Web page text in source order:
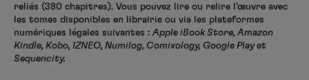
reliés (380 chapitres). Vous pouvez lire ou relire l’œuvre avec
les tomes disponibles en librairie ou via les plateformes
numériques légales suivantes : Apple iBook Store, Amazon
Kindle, Kobo, IZNEO, Numilog, Comixology, Google Play et
Sequencity.